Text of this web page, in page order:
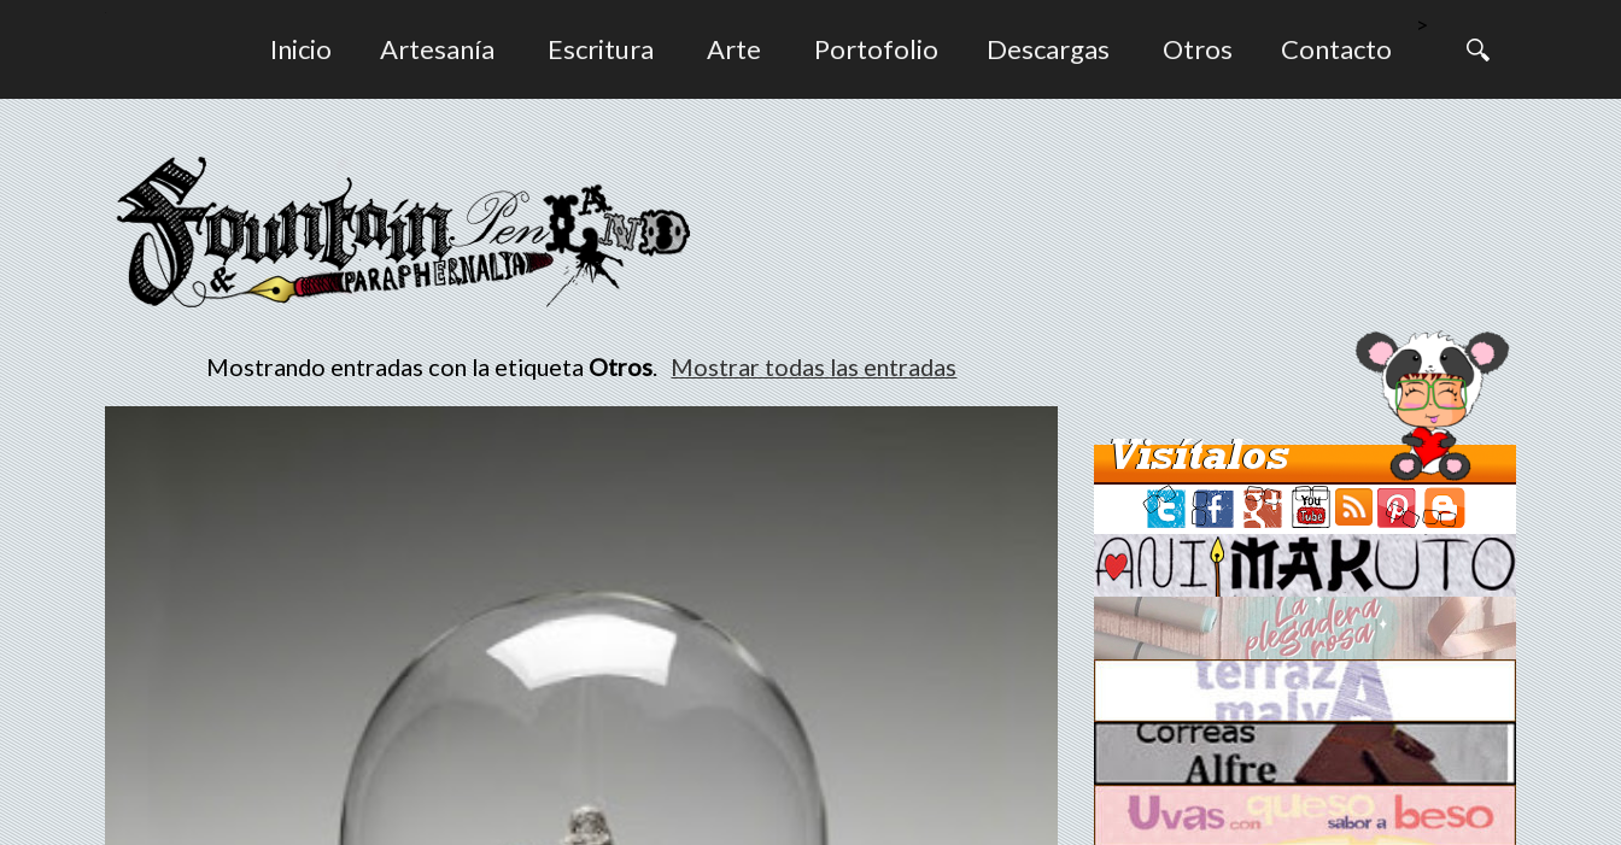
Inicio Artesanía Escritura Arte Portofolio Descargas Otros Contacto
>
Mostrando entradas con la etiquetaOtros. Mostrar todas las entradas